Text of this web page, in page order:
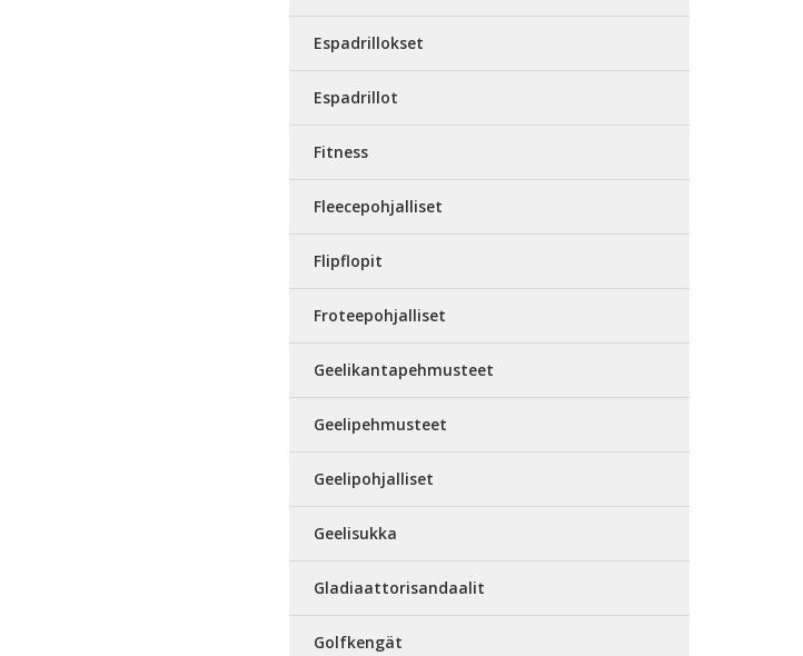
Espadrillokset
Espadrillot
Fitness
Fleecepohjalliset
Flipflopit
Froteepohjalliset
Geelikantapehmusteet
Geelipehmusteet
Geelipohjalliset
Geelisukka
Gladiaattorisandaalit
Golfkengät